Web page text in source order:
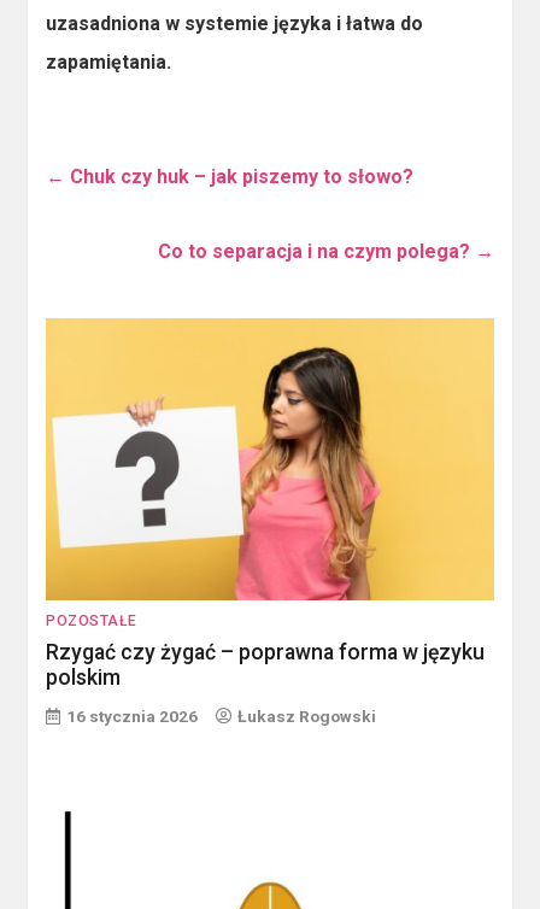
uzasadniona w systemie języka i łatwa do
zapamiętania.
← Chuk czy huk – jak piszemy to słowo?
Co to separacja i na czym polega? →
POZOSTAŁE
Rzygać czy żygać – poprawna forma w języku
polskim
16 stycznia 2026 Łukasz Rogowski